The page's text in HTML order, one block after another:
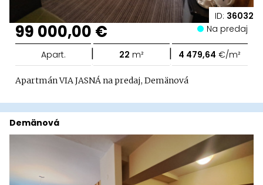
ID: 36032
99 000,00 € Na predaj
Apart. | 22 m² | 4 479,64 €/m²
Apartmán VIA JASNÁ na predaj, Demänová
Demänová